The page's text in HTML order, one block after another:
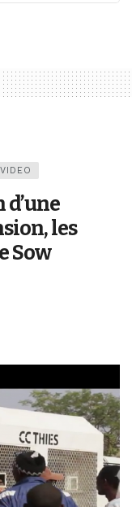
VIDEO
les
Sow